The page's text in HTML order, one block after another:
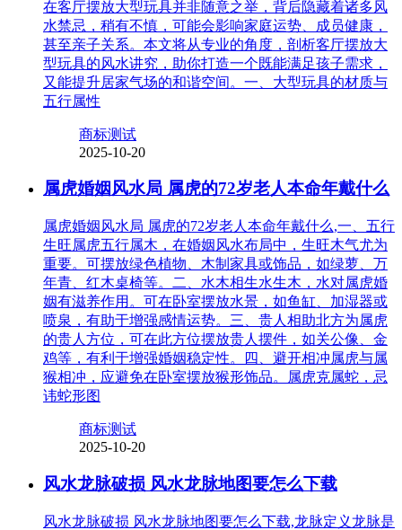
在客厅摆放大型玩具并非随意之举，背后隐藏着诸多风
水禁忌，稍有不慎，可能会影响家庭运势、成员健康，
甚至亲子关系。本文将从专业的角度，剖析客厅摆放大
型玩具的风水讲究，助你打造一个既能满足孩子需求，
又能提升居家气场的和谐空间。一、大型玩具的材质与
五行属性
商标测试
2025-10-20
属虎婚姻风水局 属虎的72岁老人本命年戴什么
属虎婚姻风水局 属虎的72岁老人本命年戴什么,一、五行
生旺属虎五行属木，在婚姻风水布局中，生旺木气尤为
重要。可摆放绿色植物、木制家具或饰品，如绿萝、万
年青、红木桌椅等。二、水木相生水生木，水对属虎婚
姻有滋养作用。可在卧室摆放水景，如鱼缸、加湿器或
喷泉，有助于增强感情运势。三、贵人相助北方为属虎
的贵人方位，可在此方位摆放贵人摆件，如关公像、金
鸡等，有利于增强婚姻稳定性。四、避开相冲属虎与属
猴相冲，应避免在卧室摆放猴形饰品。属虎克属蛇，忌
讳蛇形图
商标测试
2025-10-20
风水龙脉破损 风水龙脉地图要怎么下载
风水龙脉破损 风水龙脉地图要怎么下载,龙脉定义龙脉是